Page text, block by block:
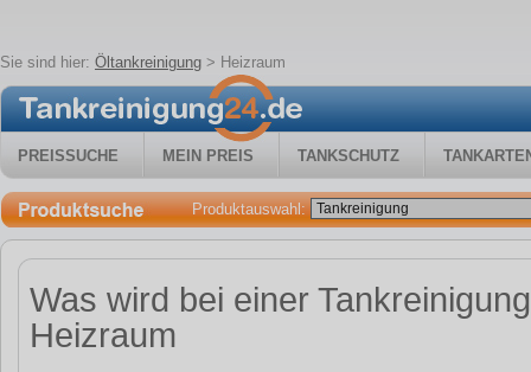
Sie sind hier: Öltankreinigung > Heizraum
PREISSUCHE MEIN PREIS TANKSCHUTZ
Produktauswahl:
Was wird bei einer
Heizraum